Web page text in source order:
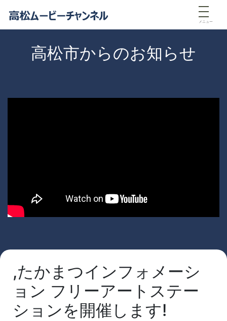
メニュー
高松市からのお知らせ
,たかまつインフォメーシ
ョン フリーアートステー
ションを開催します!